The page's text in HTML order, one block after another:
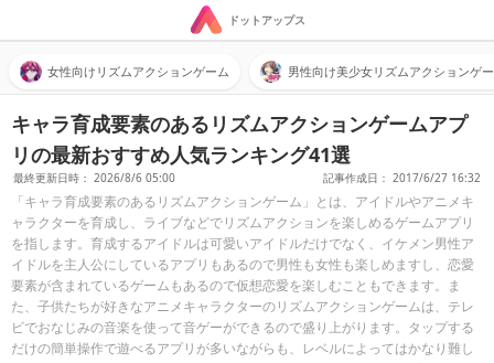
ドットアップス
女性向けリズムアクションゲーム 男性向け美少女リズムアクションゲ
キャラ育成要素のあるリズムアクションゲームアプ
リの最新おすすめ人気ランキング41選
最終更新日時： 2026/8/6 05:00 記事作成日： 2017/6/27 16:32
「キャラ育成要素のあるリズムアクションゲーム」とは、アイドルやアニメキ
ャラクターを育成し、ライブなどでリズムアクションを楽しめるゲームアプリ
を指します。育成するアイドルは可愛いアイドルだけでなく、イケメン男性ア
イドルを主人公にしているアプリもあるので男性も女性も楽しめますし、恋愛
要素が含まれているゲームもあるので仮想恋愛を楽しむこともできます。ま
た、子供たちが好きなアニメキャラクターのリズムアクションゲームは、テレ
ビでおなじみの音楽を使って音ゲーができるので盛り上がります。タップする
だけの簡単操作で遊べるアプリが多いながらも、レベルによってはかなり難し